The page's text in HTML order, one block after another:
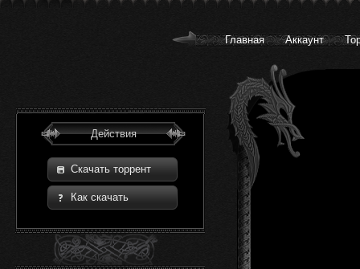
Главная Аккаунт
Действия
Скачать торрент
Как скачать